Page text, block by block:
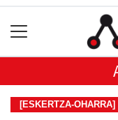
[ESKERTZA-OHARRA]